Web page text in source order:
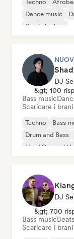
Techno
Dance music
Rap in inglese
DJ
&gt; 100
Bass music
Scaricare i
Techno Bass
Drum and Bass
Hard Dance /
DJ
&gt; 700
Bass music
Scaricare i